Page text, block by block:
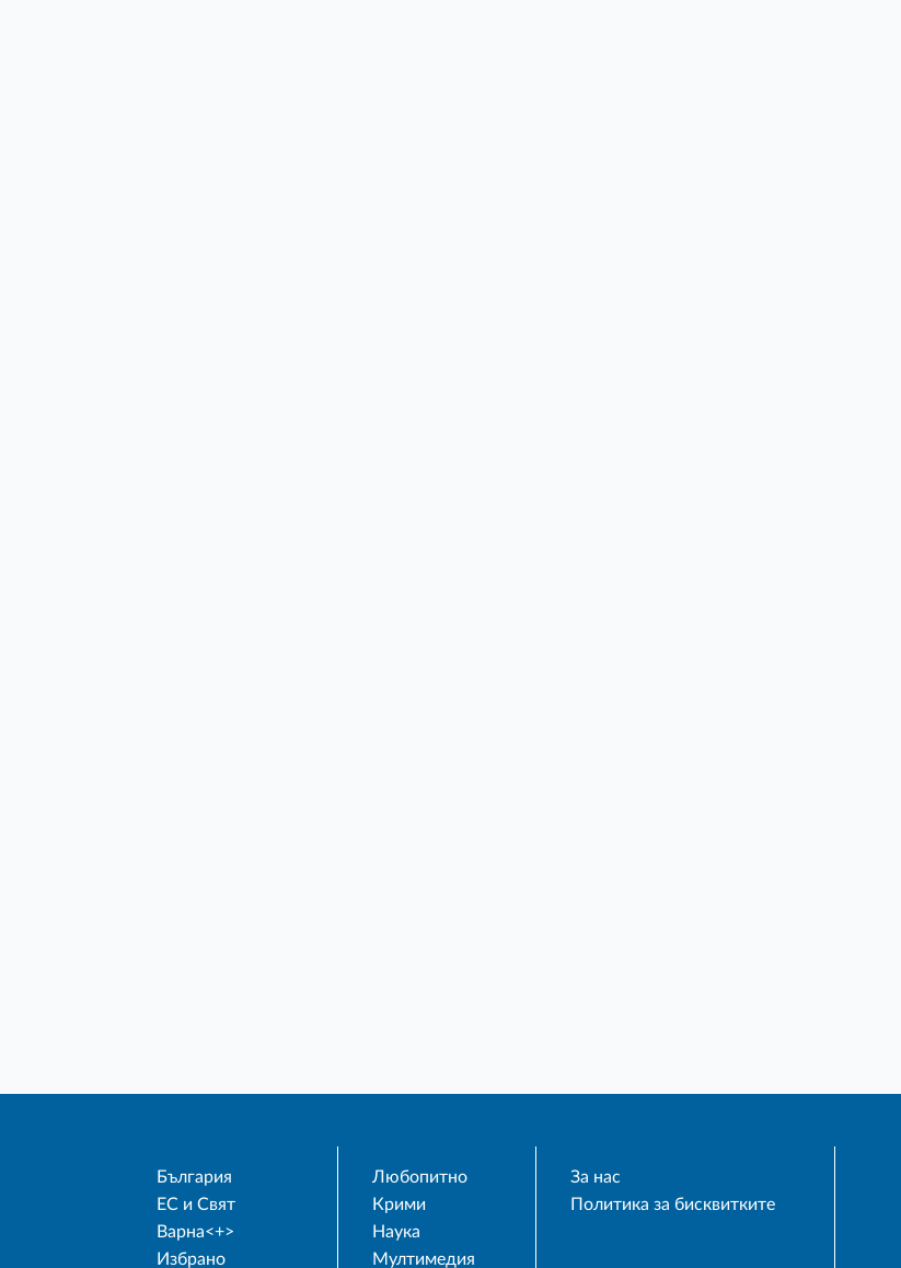
България
ЕС и Свят
Варна<+>
Избрано
Любопитно
Крими
Наука
Мултимедия
За нас
Политика за бисквитките